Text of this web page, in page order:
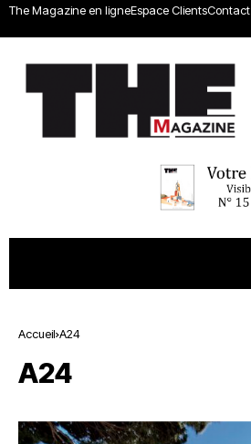
The Magazine en ligneEspace ClientsContact
Accueil A24
A24